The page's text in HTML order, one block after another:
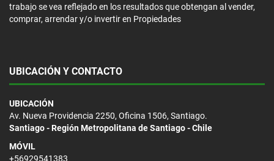
trabajo se vea reflejado en los resultados que obtengan al vender,
comprar, arrendar y/o invertir en Propiedades
UBICACIÓN Y CONTACTO
UBICACIÓN
Av. Nueva Providencia 2250, Oficina 1506, Santiago.
Santiago - Región Metropolitana de Santiago - Chile
MÓVIL
+56929541383